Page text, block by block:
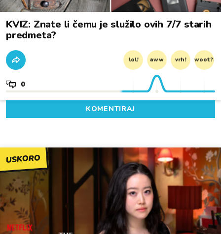
KVIZ: Znate li čemu je služilo ovih 7/7 starih
predmeta?
lol! aww vrh! woot?!
0
KOMENTIRAJ
USKORO